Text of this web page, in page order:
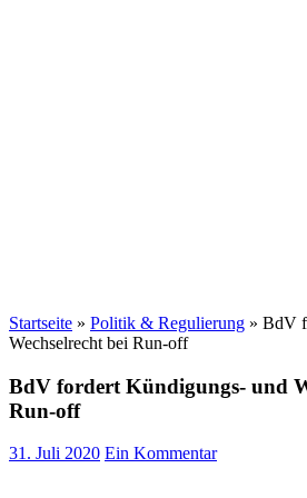
Startseite » Politik & Regulierung » BdV
Wechselrecht bei Run-off
BdV fordert Kündigungs- und
Run-off
31. Juli 2020 Ein Kommentar